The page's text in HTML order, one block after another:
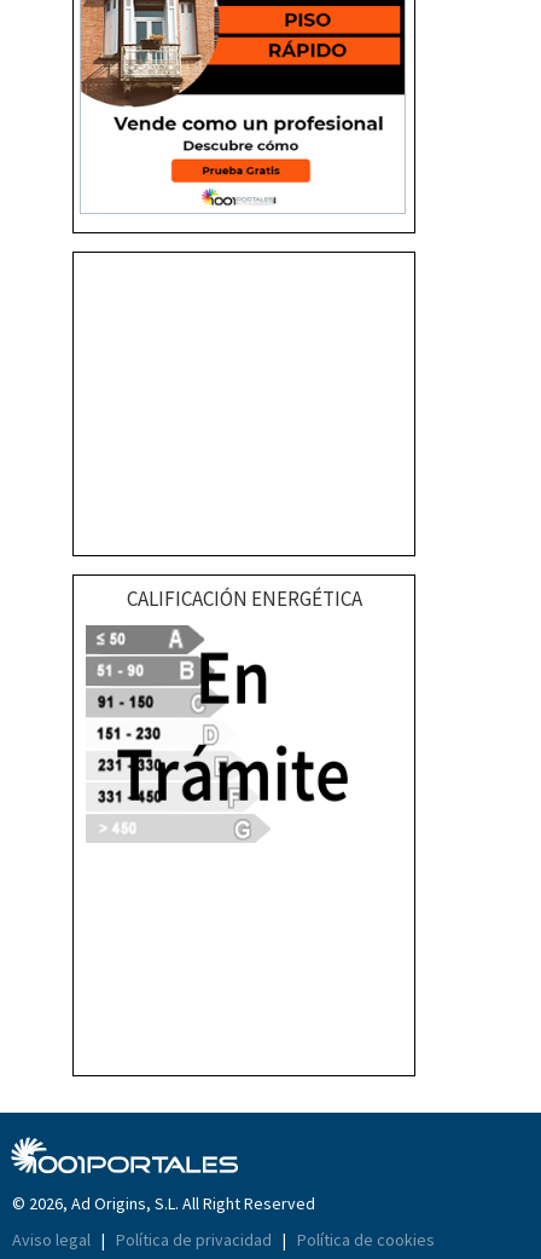
CALIFICACIÓN ENERGÉTICA
© 2026, Ad Origins, S.L. All Right Reserved
Aviso legal | Política de privacidad | Política de cookies